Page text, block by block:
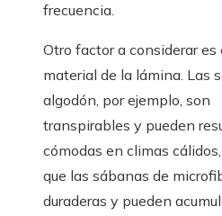
frecuencia.
Otro factor a considerar es
material de la lámina. Las
algodón, por ejemplo, son
transpirables y pueden
cómodas en climas
que las sábanas de
duraderas y pueden